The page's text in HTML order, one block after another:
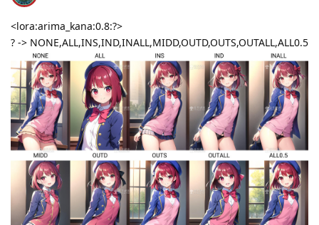
<lora:arima_kana:0.8:?>
? -> NONE,ALL,INS,IND,INALL,MIDD,OUTD,OUTS,OUTALL,ALL0.5